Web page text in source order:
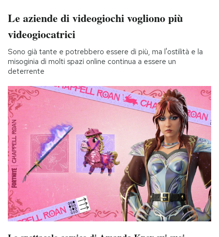
Le aziende di videogiochi vogliono più
videogiocatrici
Sono già tante e potrebbero essere di più, ma l'ostilità e la
misoginia di molti spazi online continua a essere un
deterrente